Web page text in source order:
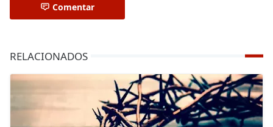
Comentar
RELACIONADOS